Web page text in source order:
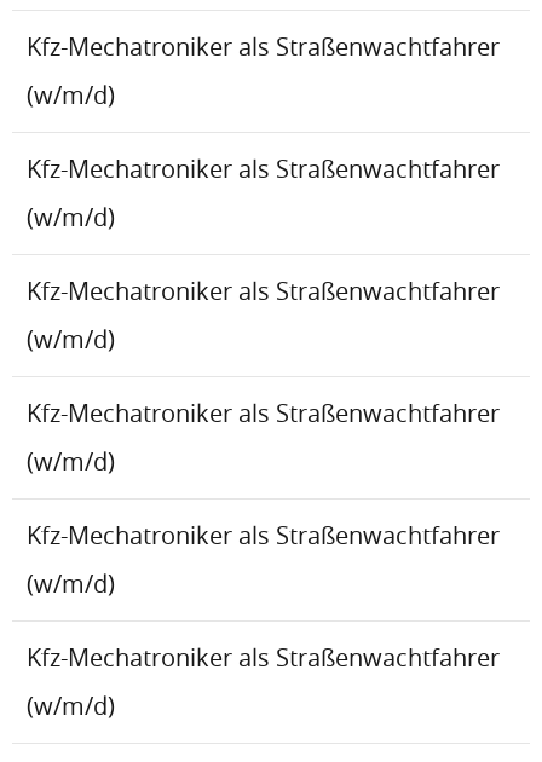
Kfz-Mechatroniker als Straßenwachtfahrer
(w/m/d)
Kfz-Mechatroniker als Straßenwachtfahrer
(w/m/d)
Kfz-Mechatroniker als Straßenwachtfahrer
(w/m/d)
Kfz-Mechatroniker als Straßenwachtfahrer
(w/m/d)
Kfz-Mechatroniker als Straßenwachtfahrer
(w/m/d)
Kfz-Mechatroniker als Straßenwachtfahrer
(w/m/d)